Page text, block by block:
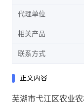
代理单位
相关产品
联系方式
正文内容
芜湖市弋江区农业